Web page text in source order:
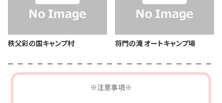
秩父彩の国キャンプ村 将門の滝 オートキャンプ場
※注意事項※